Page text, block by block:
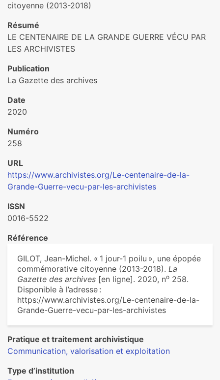
citoyenne (2013-2018)
Résumé
LE CENTENAIRE DE LA GRANDE GUERRE VÉCU PAR
LES ARCHIVISTES
Publication
La Gazette des archives
Date
2020
Numéro
258
URL
https://www.archivistes.org/Le-centenaire-de-la-
Grande-Guerre-vecu-par-les-archivistes
ISSN
0016-5522
Référence
GILOT, Jean-Michel. « 1 jour-1 poilu », une épopée
com­mé­mo­ra­tive citoyenne (2013-2018). La
Gazette des archives [en ligne]. 2020, no 258.
Disponible à l’adresse :
https://www.archivistes.org/Le-centenaire-de-la-
Grande-Guerre-vecu-par-les-archivistes
Pratique et traitement archivistique
Communication, valorisation et exploitation
Type d’institution